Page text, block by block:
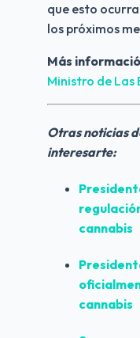
que esto
los próximos
Más
Ministro de Las
Otras noticias
interesarte:
cannabis
cannabis